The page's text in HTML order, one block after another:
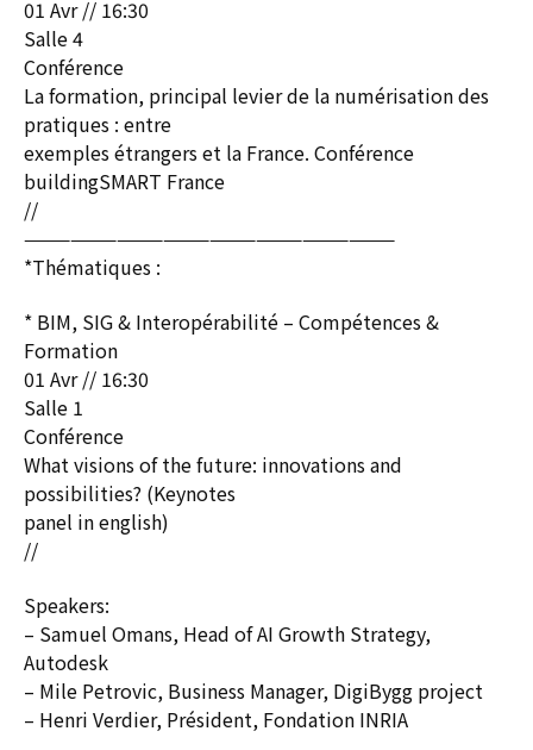
01 Avr // 16:30
Salle 4
Conférence
La formation, principal levier de la numérisation des
pratiques : entre
exemples étrangers et la France. Conférence
buildingSMART France
//
————————————————————————
*Thématiques :
* BIM, SIG & Interopérabilité – Compétences &
Formation
01 Avr // 16:30
Salle 1
Conférence
What visions of the future: innovations and
possibilities? (Keynotes
panel in english)
//
Speakers:
– Samuel Omans, Head of AI Growth Strategy,
Autodesk
– Mile Petrovic, Business Manager, DigiBygg project
– Henri Verdier, Président, Fondation INRIA